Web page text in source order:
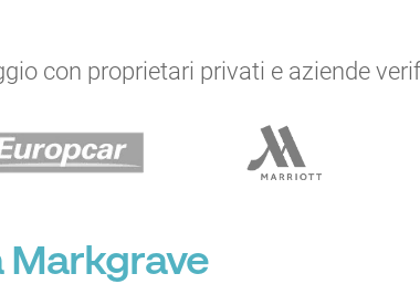
con proprietari privati e aziende
Markgrave